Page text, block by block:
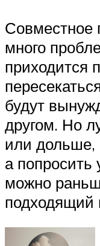
Совместное
много
приходится
будут
другом. Но
или дольше,
а попросить
можно
подходящий